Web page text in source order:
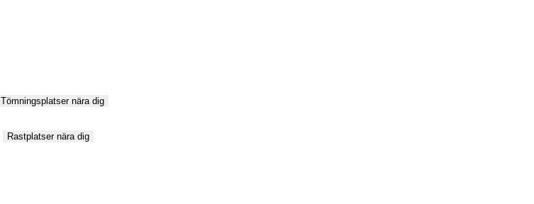
Tömningsplatser nära dig
Rastplatser nära dig